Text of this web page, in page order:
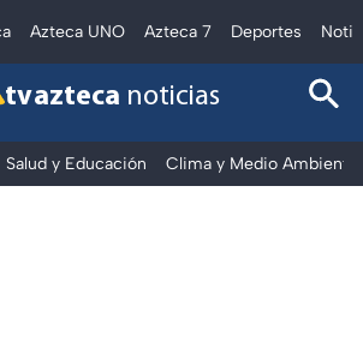
Azteca UNO Azteca 7 Deportes
tv azteca noticias
Salud y Educación Clima y Medio Ambiente